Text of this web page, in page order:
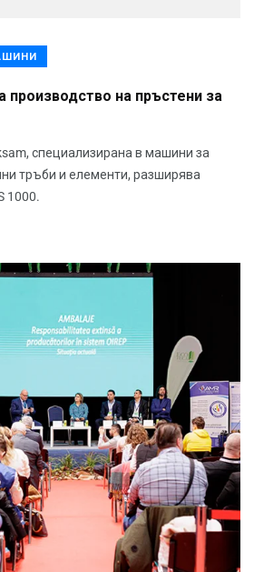
производство на пръстени за
специализирана в машини за
тръби и елементи, разширява
1000.